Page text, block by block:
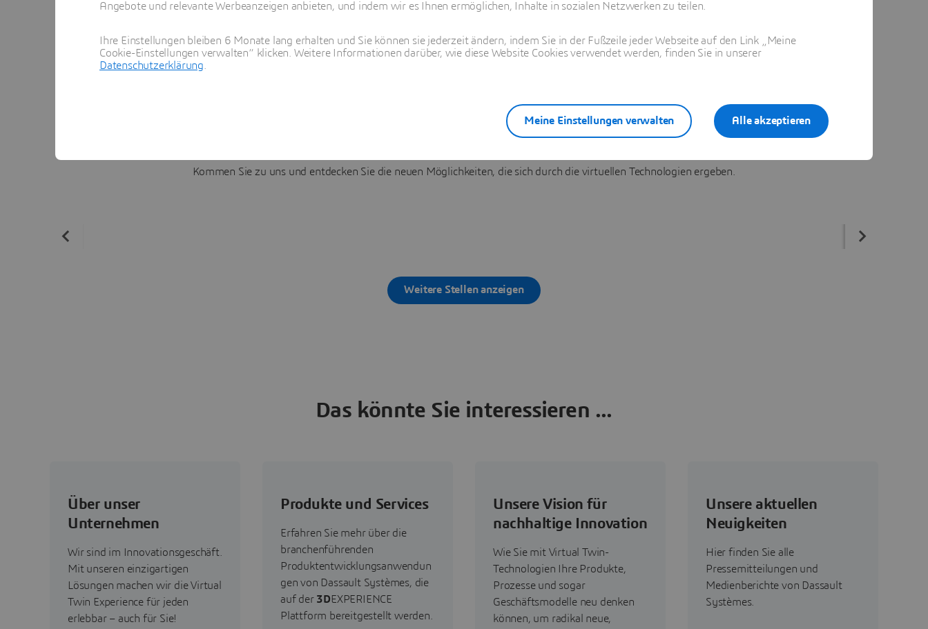
Stellenangebote in Chile
Werden Sie Teil der diversen und inklusiven Belegschaft von Dassault Systèmes in Chile! Wir haben offene Stellen in
Kommen Sie zu uns und entdecken Sie die neuen Möglichkeiten, die sich durch die virtuellen Technologien ergeben.
Weitere Stellen anzeigen
Das könnte Sie interessieren ...
Über unser
Unternehmen
Wir sind im Innovationsgeschäft.
Mit unseren einzigartigen
Lösungen machen wir die Virtual
Twin Experience für jeden
erlebbar – auch für Sie!
Produkte und Services
Erfahren Sie mehr über die
branchenführenden
Produktentwicklungsanwendun
gen von Dassault Systèmes, die
auf der 3DEXPERIENCE
Plattform bereitgestellt werden.
Unsere Vision für
nachhaltige Innovation
Wie Sie mit Virtual Twin-
Technologien Ihre Produkte,
Prozesse und sogar
Geschäftsmodelle neu denken
können, um radikal neue,
Unsere aktuellen
Neuigkeiten
Hier finden Sie alle
Pressemitteilungen und
Medienberichte von Dassault
Systèmes.
Angebote und relevante Werbeanzeigen anbieten, und indem wir es Ihnen ermöglichen, Inhalte in sozialen Netzwerken zu teilen.
Ihre Einstellungen bleiben 6 Monate lang erhalten und Sie können sie jederzeit ändern, indem Sie in der Fußzeile jeder Webseite auf den Link „Meine
Cookie-Einstellungen verwalten“ klicken. Weitere Informationen darüber, wie diese Website Cookies verwendet werden, finden Sie in unserer
Datenschutzerklärung
Alle akzeptieren
Meine Einstellungen verwalten